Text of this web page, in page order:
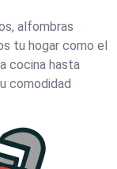
alfombras
tu hogar como el
cocina hasta
comodidad